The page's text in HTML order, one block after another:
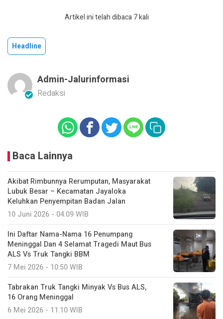
Artikel ini telah dibaca 7 kali
Headline
Admin-Jalurinformasi
Redaksi
Baca Lainnya
Akibat Rimbunnya Rerumputan, Masyarakat
Lubuk Besar – Kecamatan Jayaloka
Keluhkan Penyempitan Badan Jalan
10 Juni 2026 - 04:09 WIB
Ini Daftar Nama-Nama 16 Penumpang
Meninggal Dan 4 Selamat Tragedi Maut Bus
ALS Vs Truk Tangki BBM
7 Mei 2026 - 10:50 WIB
Tabrakan Truk Tangki Minyak Vs Bus ALS,
16 Orang Meninggal
6 Mei 2026 - 11:10 WIB